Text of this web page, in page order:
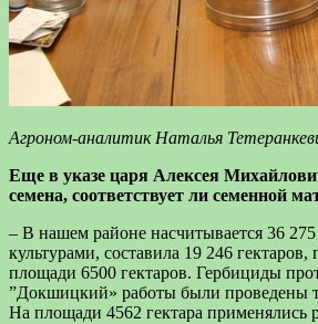
Агроном-аналитик Наталья
Еще в указе царя Алексея
семена, соответствует ли семенной
– В нашем районе насчитывается 36
культурами, составила 19 246
площади 6500 гектаров. Гербициды
”Докшицкий» работы были проведены
На площади 4562 гектара применялись